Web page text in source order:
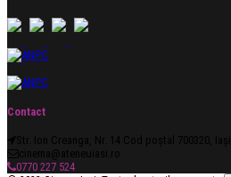
Contact
Str. Ion Creanga, Nr. 14 Cod poștal 700320, Iași
cinema@ateneuiasi.ro
0770 227 524